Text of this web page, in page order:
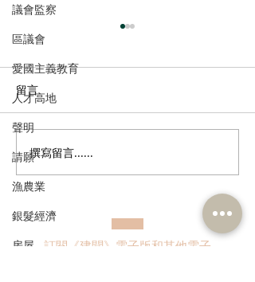
議會監察
區議會
愛國主義教育
人才高地
聲明
請願
漁農業
銀髮經濟
房屋
港區全國人大代表團考察
安徽涇縣，調研紅色文化
保護與非遺活態傳承
留言
撰寫留言......
訂閱《建聞》電子版和其他電子